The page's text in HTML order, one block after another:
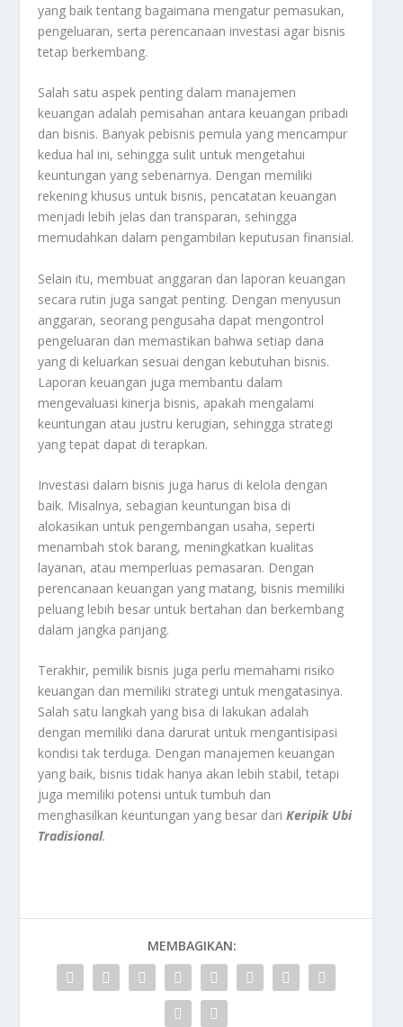
yang baik tentang bagaimana mengatur pemasukan,
pengeluaran, serta perencanaan investasi agar bisnis
tetap berkembang.
Salah satu aspek penting dalam manajemen
keuangan adalah pemisahan antara keuangan pribadi
dan bisnis. Banyak pebisnis pemula yang mencampur
kedua hal ini, sehingga sulit untuk mengetahui
keuntungan yang sebenarnya. Dengan memiliki
rekening khusus untuk bisnis, pencatatan keuangan
menjadi lebih jelas dan transparan, sehingga
memudahkan dalam pengambilan keputusan finansial.
Selain itu, membuat anggaran dan laporan keuangan
secara rutin juga sangat penting. Dengan menyusun
anggaran, seorang pengusaha dapat mengontrol
pengeluaran dan memastikan bahwa setiap dana
yang di keluarkan sesuai dengan kebutuhan bisnis.
Laporan keuangan juga membantu dalam
mengevaluasi kinerja bisnis, apakah mengalami
keuntungan atau justru kerugian, sehingga strategi
yang tepat dapat di terapkan.
Investasi dalam bisnis juga harus di kelola dengan
baik. Misalnya, sebagian keuntungan bisa di
alokasikan untuk pengembangan usaha, seperti
menambah stok barang, meningkatkan kualitas
layanan, atau memperluas pemasaran. Dengan
perencanaan keuangan yang matang, bisnis memiliki
peluang lebih besar untuk bertahan dan berkembang
dalam jangka panjang.
Terakhir, pemilik bisnis juga perlu memahami risiko
keuangan dan memiliki strategi untuk mengatasinya.
Salah satu langkah yang bisa di lakukan adalah
dengan memiliki dana darurat untuk mengantisipasi
kondisi tak terduga. Dengan manajemen keuangan
yang baik, bisnis tidak hanya akan lebih stabil, tetapi
juga memiliki potensi untuk tumbuh dan
menghasilkan keuntungan yang besar dariKeripik Ubi
Tradisional.
MEMBAGIKAN: